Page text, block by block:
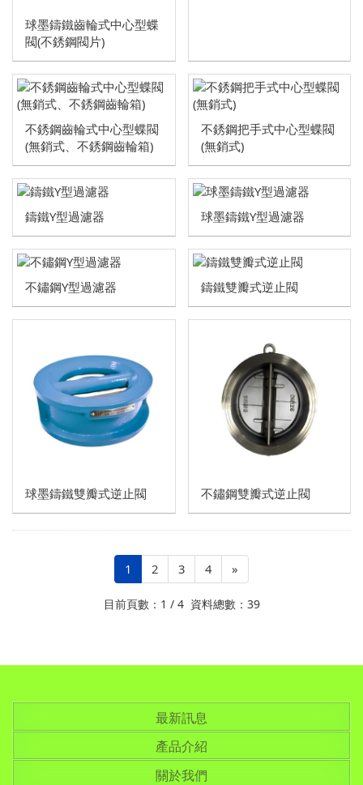
球墨鑄鐵齒輪式中心型蝶
閥(不銹鋼閥片)
不銹鋼齒輪式中心型蝶閥
(無銷式、不銹鋼齒輪箱)
不銹鋼把手式中心型蝶閥
(無銷式)
鑄鐵Y型過濾器 球墨鑄鐵Y型過濾器
不鏽鋼Y型過濾器 鑄鐵雙瓣式逆止閥
球墨鑄鐵雙瓣式逆止閥 不鏽鋼雙瓣式逆止閥
1 2 3 4 »
目前頁數：1 / 4 資料總數：39
最新訊息
產品介紹
關於我們